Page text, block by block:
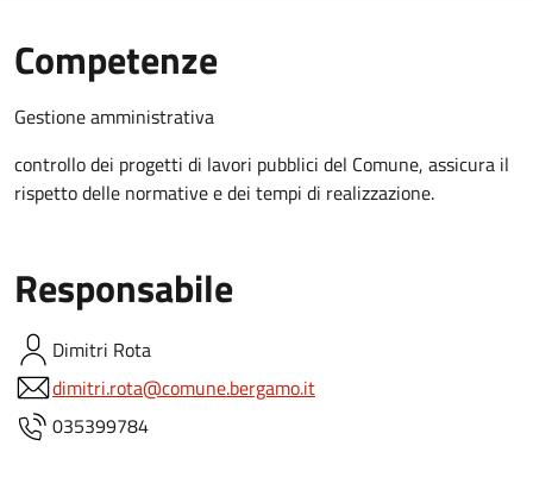
Competenze
Gestione amministrativa
controllo dei progetti di lavori pubblici del Comune, assicura il
rispetto delle normative e dei tempi di realizzazione.
Responsabile
Dimitri Rota
dimitri.rota@comune.bergamo.it
035399784